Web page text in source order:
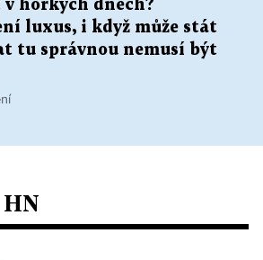
horkých dnech?
luxus, i když může stát
tu správnou nemusí být